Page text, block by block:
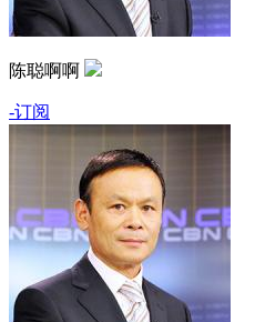
陈聪啊啊
-订阅